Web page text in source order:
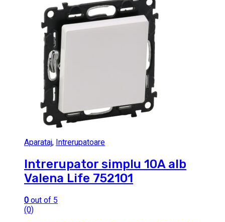
Aparataj, Intrerupatoare
Intrerupator simplu 10A alb
Valena Life 752101
0 out of 5
(0)